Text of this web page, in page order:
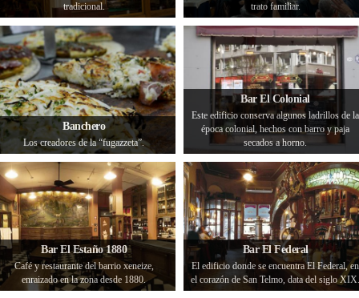
tradicional.
trato familiar.
Banchero
Los creadores de la “fugazzeta”.
Bar El Colonial
Este edificio conserva algunos ladrillos de la
época colonial, hechos con barro y paja
secados a horno.
Bar El Estaño 1880
Café y restaurante del barrio xeneize,
enraizado en la zona desde 1880.
Bar El Federal
El edificio donde se encuentra El Federal, en
el corazón de San Telmo, data del siglo XIX.